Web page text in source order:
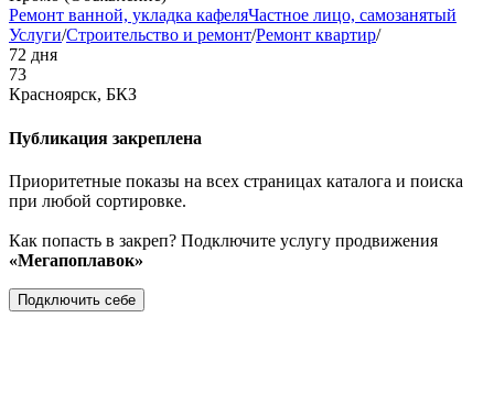
Ремонт ванной, укладка кафеляЧастное лицо, самозанятый
Услуги/Строительство и ремонт/Ремонт квартир/
72 дня
73
Красноярск, БКЗ
Публикация закреплена
Приоритетные показы на всех страницах каталога и поиска
при любой сортировке.
Как попасть в закреп? Подключите услугу продвижения
«Мегапоплавок»
Подключить себе